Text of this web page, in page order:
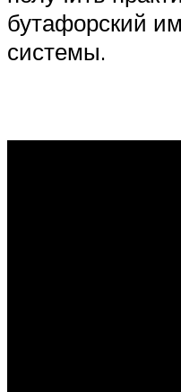
бутафорский
системы.